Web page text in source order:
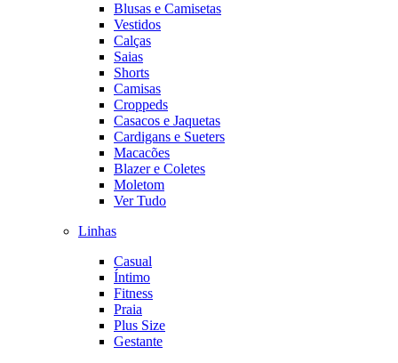
Blusas e Camisetas
Vestidos
Calças
Saias
Shorts
Camisas
Croppeds
Casacos e Jaquetas
Cardigans e Sueters
Macacões
Blazer e Coletes
Moletom
Ver Tudo
Linhas
Casual
Íntimo
Fitness
Praia
Plus Size
Gestante